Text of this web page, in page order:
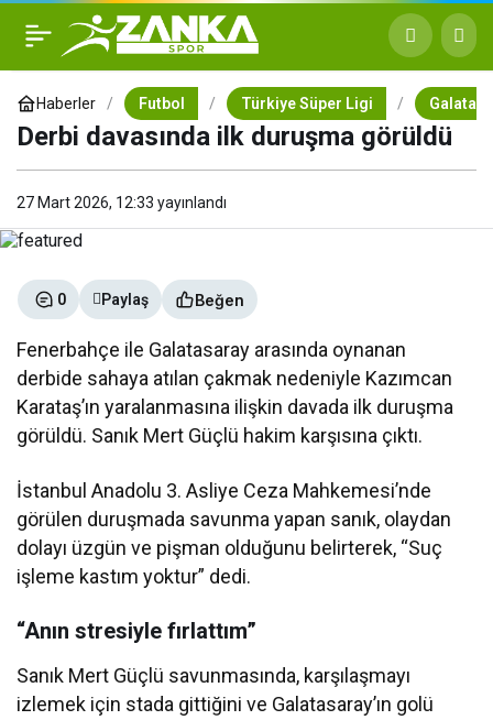
Haberler Futbol Türkiye Süper Ligi
Derbi davasında ilk duruşma görüldü
27 Mart 2026, 12:33 yayınlandı
0 Paylaş Beğen
Fenerbahçe ile Galatasaray arasında oynanan
derbide sahaya atılan çakmak nedeniyle Kazımcan
Karataş’ın yaralanmasına ilişkin davada ilk duruşma
görüldü. Sanık Mert Güçlü hakim karşısına çıktı.
İstanbul Anadolu 3. Asliye Ceza Mahkemesi’nde
görülen duruşmada savunma yapan sanık, olaydan
dolayı üzgün ve pişman olduğunu belirterek, “Suç
işleme kastım yoktur” dedi.
“Anın stresiyle fırlattım”
Sanık Mert Güçlü savunmasında, karşılaşmayı
izlemek için stada gittiğini ve Galatasaray’ın golü
Derbi davasında ilk
duruşma görüldü